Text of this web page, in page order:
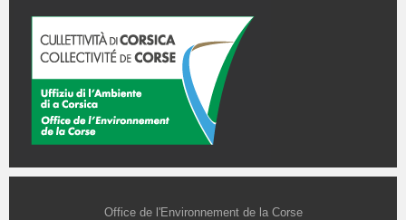
Office de l'Environnement de la Corse